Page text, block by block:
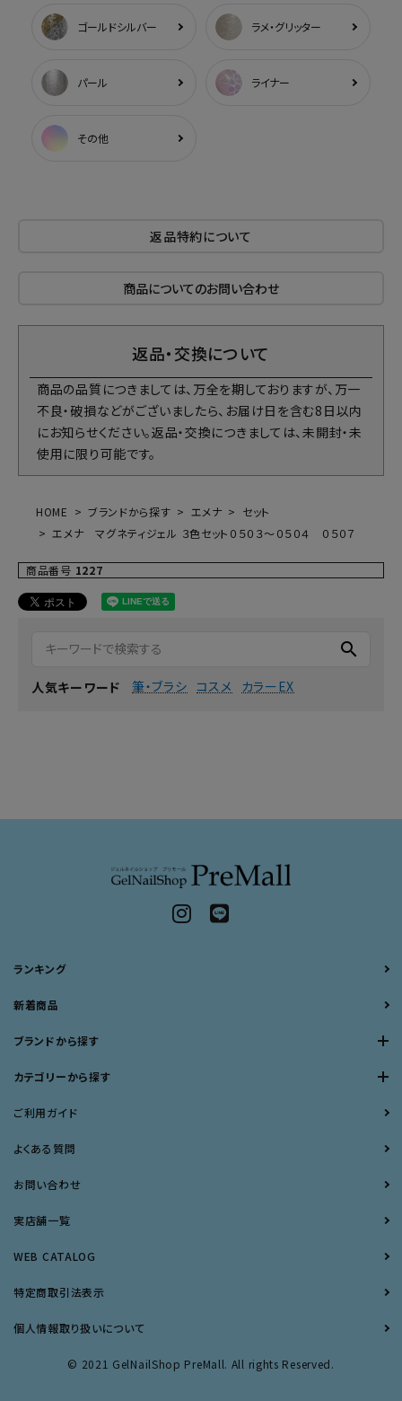
ゴールドシルバー ラメ・グリッター
パール ライナー
その他
返品特約について
商品についてのお問い合わせ
返品・交換について
商品の品質につきましては、万全を期しておりますが、万一
不良・破損などがございましたら、お届け日を含む8日以内
にお知らせください。返品・交換につきましては、未開封・未
使用に限り可能です。
HOME ブランドから探す エメナ
セット
エメナ マグネティジェル ３色セット０５０３～０５０４ ０５０７
商品番号 1227
search
人気キーワード 筆・ブラシ コスメ カラーEX
ランキング
新着商品
ブランドから探す
カテゴリーから探す
ご利用ガイド
よくある質問
お問い合わせ
実店舗一覧
WEB CATALOG
特定商取引法表示
個人情報取り扱いについて
© 2021 GelNailShop PreMall. All rights Reserved.